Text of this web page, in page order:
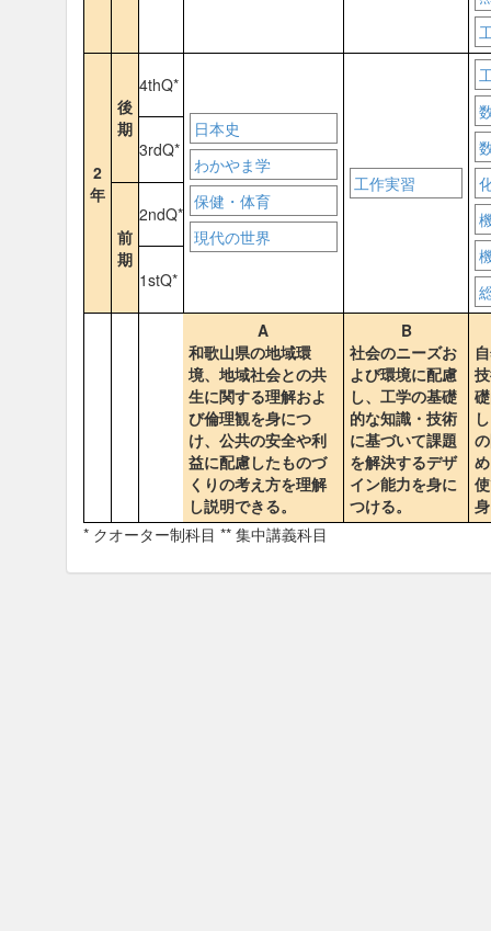
2
年
後
期
4thQ*
日本史
わかやま学
保健・体育
現代の世界
工作実習
3rdQ*
前
期
2ndQ*
1stQ*
A
和歌山県の地域環
境、地域社会との共
生に関する理解およ
び倫理観を身につ
け、公共の安全や利
益に配慮したものづ
くりの考え方を理解
し説明できる。
B
社会のニーズお
よび環境に配慮
し、工学の基礎
的な知識・技術
に基づいて課題
を解決するデザ
イン能力を身に
つける。
* クオーター制科目 ** 集中講義科目